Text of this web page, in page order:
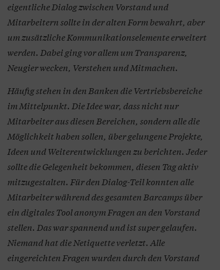
eigentliche Dialog zwischen Vorstand und
Mitarbeitern sollte in der alten Form bewahrt, aber
um zusätzliche Kommunikationselemente erweitert
werden. Dabei ging vor allem um Transparenz,
Neugier wecken, Verstehen und Mitmachen.
Häufig stehen in den Banken die Vertriebsbereiche
im Mittelpunkt. Die Idee war, dass nicht nur
Mitarbeiter aus diesen Bereichen, sondern alle die
Möglichkeit haben sollen, über gelungene Projekte,
Ideen und Weiterentwicklungen zu berichten. Jeder
sollte die Gelegenheit bekommen, diesen Tag aktiv
mitzugestalten. Für den Dialog-Teil konnten alle
Mitarbeiter während des gesamten Barcamps über
ein digitales Tool anonym Fragen an den Vorstand
stellen. Das war spannend und ist super gelaufen.
Niemand hat die Netiquette verletzt. Alle
eingereichten Fragen wurden durch den Vorstand